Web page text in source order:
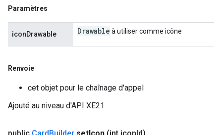
Paramètres
iconDrawable Drawable à utiliser comme icône
Renvoie
cet objet pour le chaînage d'appel
Ajouté au niveau d'API XE21